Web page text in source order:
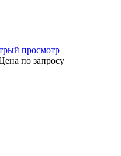
просмотр
по запросу